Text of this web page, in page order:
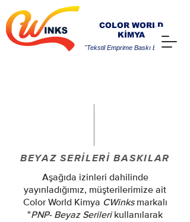
COLOR WORLD
KİMYA
"Tekstil Emprime Baskı Boyaları"
BEYAZ SERİLERİ BASKILAR
Aşağıda izinleri dahilinde
yayınladığımız, müşterilerimize ait
Color World Kimya CWinks markalı
"PNP- Beyaz Serileri kullanılarak